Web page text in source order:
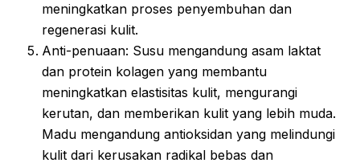
meningkatkan proses penyembuhan dan
regenerasi kulit.
Anti-penuaan: Susu mengandung asam laktat
dan protein kolagen yang membantu
meningkatkan elastisitas kulit, mengurangi
kerutan, dan memberikan kulit yang lebih muda.
Madu mengandung antioksidan yang melindungi
kulit dari kerusakan radikal bebas dan